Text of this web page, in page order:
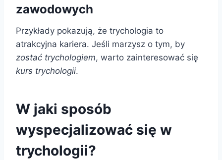
zawodowych
Przykłady pokazują, że trychologia to
atrakcyjna kariera. Jeśli marzysz o tym, by
zostać trychologiem, warto zainteresować się
kurs trychologii.
W jaki sposób
wyspecjalizować się w
trychologii?